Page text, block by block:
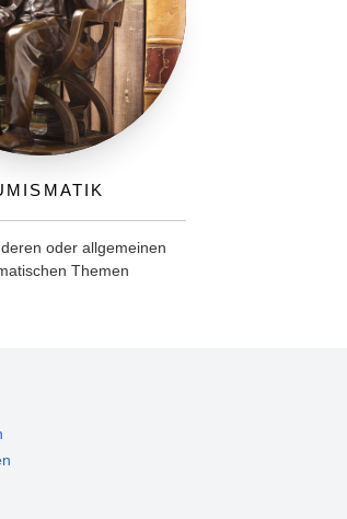
oder allgemeinen
Themen